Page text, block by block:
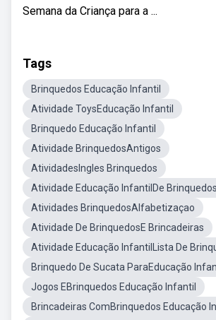
Semana da Criança para a ...
Tags
Brinquedos Educação Infantil
Atividade ToysEducação Infantil
Brinquedo Educação Infantil
Atividade BrinquedosAntigos
AtividadesIngles Brinquedos
Atividade Educação InfantilDe Brinquedos
Atividades BrinquedosAlfabetizaçao
Atividade De BrinquedosE Brincadeiras
Atividade Educação InfantilLista De
Brinquedo De Sucata ParaEducação
Jogos EBrinquedos Educação Infantil
Brincadeiras ComBrinquedos Educação